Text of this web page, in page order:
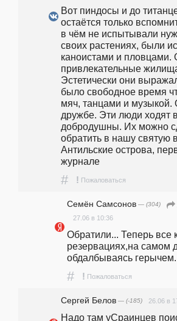
Вот пиндосы и до
остаётся только
в чём не испытывали
своих растениях, были
каноистами и пловцами.
привлекательные
Эстетически они
было свободное время
мяч, танцами и
дружбе. Эти люди ходят
добродушны. Их можно
обратить в нашу святую
Антильские острова,
журнале
# ! Пожаловаться
Семён Самсонов — (304)
27.06 в 10:36
Обратили... Теперь все
резервациях,на самом
обдалбываясь герычем.
# ! Пожаловаться
Сергей Белов — (-185) 26.06 в
Надо там уСраинцев